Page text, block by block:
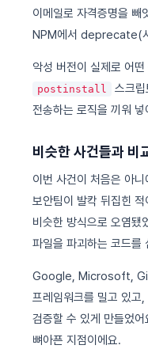
이메일로 자격증명을 빼
NPM에서 deprecate(
악성 버전이 실제로 어
postinstall
스크
전송하는 로직을 끼워
비슷한 사건들과 비
이번 사건이 처음은 아
보안팀이 발칵 뒤집힌
비슷한 방식으로 오염됐
파일을 파괴하는 코드를
Google, Microsoft,
프레임워크를 밀고 있
검증할 수 있게 만들었
뼈아픈 지점이에요.